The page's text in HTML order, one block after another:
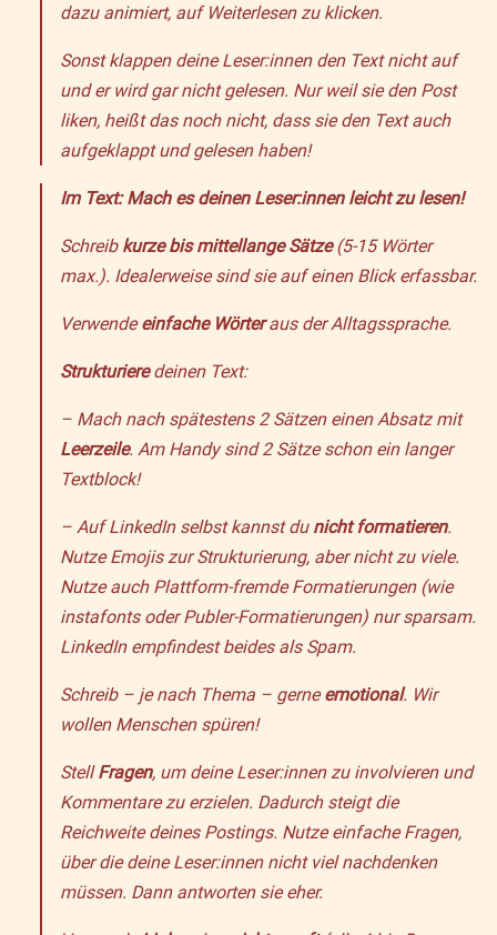
dazu animiert, auf Weiterlesen zu klicken.
Sonst klappen deine Leser:innen den Text nicht auf
und er wird gar nicht gelesen. Nur weil sie den Post
liken, heißt das noch nicht, dass sie den Text auch
aufgeklappt und gelesen haben!
Im Text: Mach es deinen Leser:innen leicht zu lesen!
Schreib kurze bis mittellange Sätze(5-15 Wörter
max.). Idealerweise sind sie auf einen Blick erfassbar.
Verwendeeinfache Wörteraus der Alltagssprache.
Strukturieredeinen Text:
– Mach nach spätestens 2 Sätzen einen Absatz mit
Leerzeile. Am Handy sind 2 Sätze schon ein langer
Textblock!
– Auf LinkedIn selbst kannst du nicht formatieren.
Nutze Emojis zur Strukturierung, aber nicht zu viele.
Nutze auch Plattform-fremde Formatierungen (wie
instafonts oder Publer-Formatierungen) nur sparsam.
LinkedIn empfindest beides als Spam.
Schreib – je nach Thema – gerneemotional. Wir
wollen Menschen spüren!
StellFragen, um deine Leser:innen zu involvieren und
Kommentare zu erzielen. Dadurch steigt die
Reichweite deines Postings. Nutze einfache Fragen,
über die deine Leser:innen nicht viel nachdenken
müssen. Dann antworten sie eher.